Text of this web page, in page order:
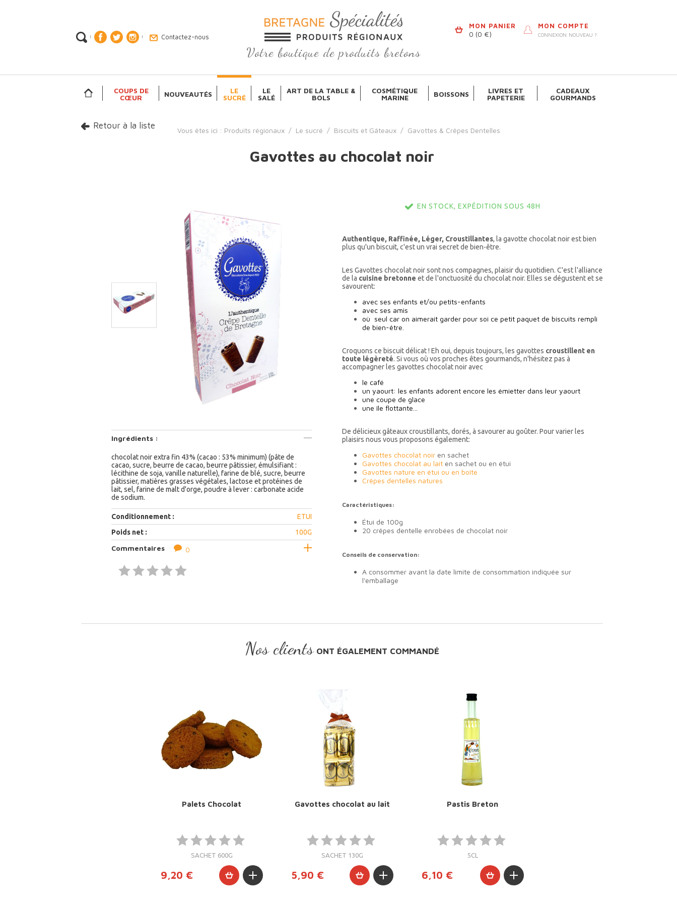
| | Contactez-nous
Votre boutique de produits bretons
MON PANIER
0 (0 €)
MON COMPTE
CONNEXION NOUVEAU ?
COUPS DE
CŒUR
NOUVEAUTÉS
LE
SUCRÉ
LE
SALÉ
ART DE LA TABLE &
BOLS
COSMÉTIQUE
MARINE
BOISSONS
LIVRES ET
PAPETERIE
CADEAUX
GOURMANDS
Vous êtes ici : Produits régionaux/ Le sucré / Biscuits et Gâteaux/ Gavottes & Crêpes Dentelles
Retour à la liste
Gavottes au chocolat noir
Ingrédients :
chocolat noir extra fin 43% (cacao : 53% minimum) (pâte de
cacao, sucre, beurre de cacao, beurre pâtissier, émulsifiant :
lécithine de soja, vanille naturelle), farine de blé, sucre, beurre
pâtissier, matières grasses végétales, lactose et protéines de
lait, sel, farine de malt d'orge, poudre à lever : carbonate acide
de sodium.
Conditionnement :
ETUI
Poids net :
100G
Commentaires 0
EN STOCK, EXPÉDITION SOUS 48H
Authentique, Raffinée, Léger, Croustillantes, la gavotte chocolat noir est bien
plus qu'un biscuit, c'est un vrai secret de bien-être.
Les Gavottes chocolat noir sont nos compagnes, plaisir du quotidien. C'est l'alliance
de la cuisine bretonne et de l'onctuosité du chocolat noir. Elles se dégustent et se
savourent:
avec ses enfants et/ou petits-enfants
avec ses amis
où seul car on aimerait garder pour soi ce petit paquet de biscuits rempli
de bien-être.
Croquons ce biscuit délicat ! Eh oui, depuis toujours, les gavottes croustillent en
toute légèreté. Si vous où vos proches êtes gourmands, n'hésitez pas à
accompagner les gavottes chocolat noir avec
le café
un yaourt: les enfants adorent encore les émietter dans leur yaourt
une coupe de glace
une île flottante...
De délicieux gâteaux croustillants, dorés, à savourer au goûter. Pour varier les
plaisirs nous vous proposons également:
Gavottes chocolat noir en sachet
Gavottes chocolat au lait en sachet ou en étui
Gavottes nature en étui ou en boîte
Crêpes dentelles natures
Caractéristiques:
Étui de 100g
20 crêpes dentelle enrobées de chocolat noir
Conseils de conservation:
A consommer avant la date limite de consommation indiquée sur
l'emballage
Nos clientsONT ÉGALEMENT COMMANDÉ
Palets Chocolat
SACHET 600G
9,20 €
Gavottes chocolat au lait
SACHET 130G
5,90 €
Pastis Breton
5CL
6,10 €